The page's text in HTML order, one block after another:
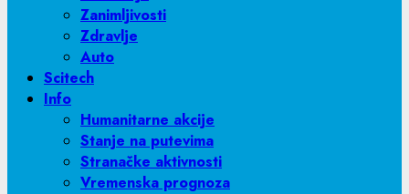
Zanimljivosti
Zdravlje
Auto
Scitech
Info
Humanitarne akcije
Stanje na putevima
Stranačke aktivnosti
Vremenska prognoza